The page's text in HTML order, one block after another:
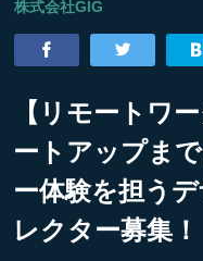
株式会社GIG
【リモートワ
ートアップま
ー体験を担う
レクター募集